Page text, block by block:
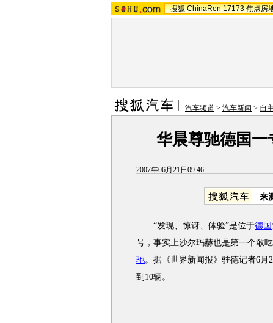
搜狐 ChinaRen 17173 焦点房
汽车频道 > 汽车新闻 > 自
华晨尊驰德国一
2007年06月21日09:46
来
“发现、惊讶、体验”是位于德国
号，事实上沙尔玛赫也是第一个敢
驰。据《世界新闻报》驻德记者6月
到10辆。